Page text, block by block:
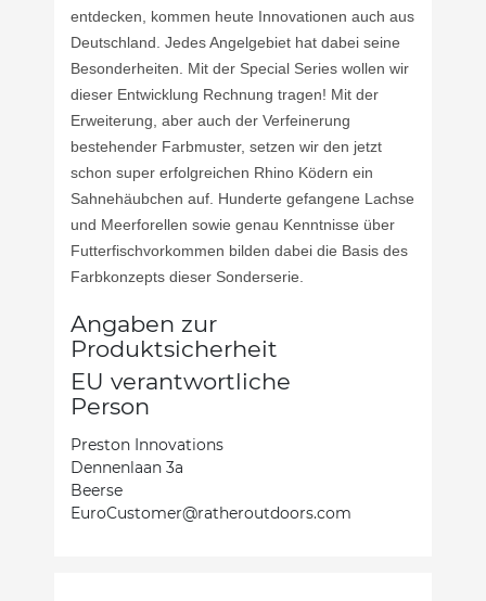
entdecken, kommen heute Innovationen auch aus
Deutschland. Jedes Angelgebiet hat dabei seine
Besonderheiten. Mit der Special Series wollen wir
dieser Entwicklung Rechnung tragen! Mit der
Erweiterung, aber auch der Verfeinerung
bestehender Farbmuster, setzen wir den jetzt
schon super erfolgreichen Rhino Ködern ein
Sahnehäubchen auf. Hunderte gefangene Lachse
und Meerforellen sowie genau Kenntnisse über
Futterfischvorkommen bilden dabei die Basis des
Farbkonzepts dieser Sonderserie.
Angaben zur
Produktsicherheit
EU verantwortliche
Person
Preston Innovations
Dennenlaan 3a
Beerse
EuroCustomer@ratheroutdoors.com